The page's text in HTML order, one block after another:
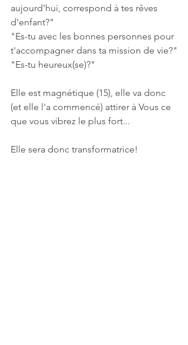
aujourd'hui, correspond à tes rêves
d'enfant?"
"Es-tu avec les bonnes personnes pour
t'accompagner dans ta mission de vie?"
"Es-tu heureux(se)?"
Elle est magnétique (15), elle va donc
(et elle l'a commencé) attirer à Vous ce
que vous vibrez le plus fort...
Elle sera donc transformatrice!